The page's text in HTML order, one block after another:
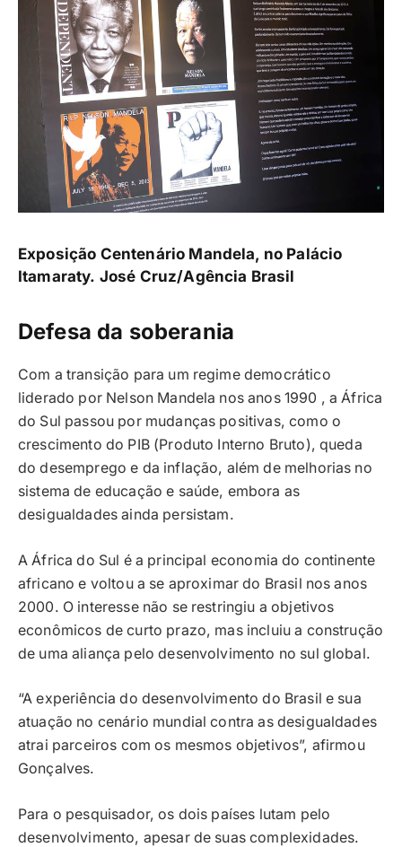
Exposição Centenário Mandela, no Palácio
Itamaraty. José Cruz/Agência Brasil
Defesa da soberania
Com a transição para um regime democrático
liderado por Nelson Mandela nos anos 1990 , a África
do Sul passou por mudanças positivas, como o
crescimento do PIB (Produto Interno Bruto), queda
do desemprego e da inflação, além de melhorias no
sistema de educação e saúde, embora as
desigualdades ainda persistam.
A África do Sul é a principal economia do continente
africano e voltou a se aproximar do Brasil nos anos
2000. O interesse não se restringiu a objetivos
econômicos de curto prazo, mas incluiu a construção
de uma aliança pelo desenvolvimento no sul global.
“A experiência do desenvolvimento do Brasil e sua
atuação no cenário mundial contra as desigualdades
atrai parceiros com os mesmos objetivos”, afirmou
Gonçalves.
Para o pesquisador, os dois países lutam pelo
desenvolvimento, apesar de suas complexidades.